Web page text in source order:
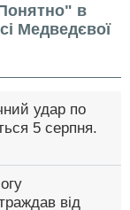
в
Медведєвої
удар по
5 серпня.
від